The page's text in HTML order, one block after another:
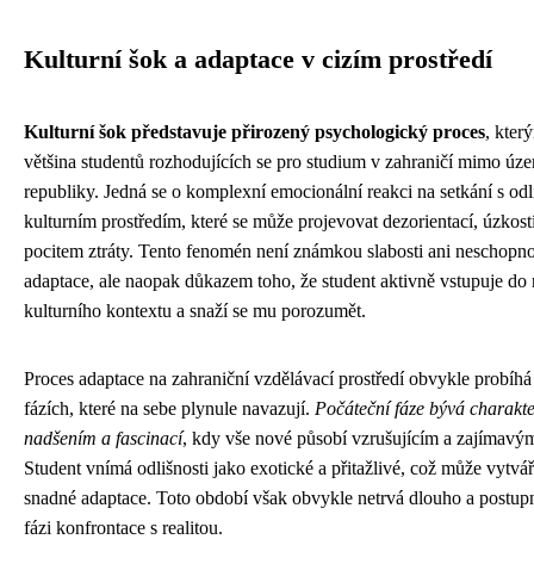
Kulturní šok a adaptace v cizím prostředí
Kulturní šok představuje přirozený psychologický proces,
většina studentů rozhodujících se pro studium v zahraničí mimo
republiky. Jedná se o komplexní emocionální reakci na setkání s
kulturním prostředím, které se může projevovat dezorientací,
pocitem ztráty. Tento fenomén není známkou slabosti ani
adaptace, ale naopak důkazem toho, že student aktivně vstupuje do
kulturního kontextu a snaží se mu porozumět.
Proces adaptace na zahraniční vzdělávací prostředí obvykle
fázích, které na sebe plynule navazují. Počáteční fáze bývá
nadšením a fascinací, kdy vše nové působí vzrušujícím a
Student vnímá odlišnosti jako exotické a přitažlivé, což může
snadné adaptace. Toto období však obvykle netrvá dlouho a
fázi konfrontace s realitou.